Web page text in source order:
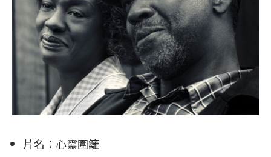
片名：心靈圍籬